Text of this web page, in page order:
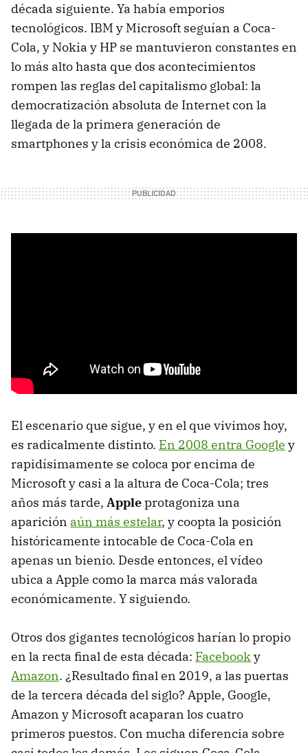
década siguiente. Ya había emporios
tecnológicos. IBM y Microsoft seguían a Coca-
Cola, y Nokia y HP se mantuvieron constantes en
lo más alto hasta que dos acontecimientos
rompen las reglas del capitalismo global: la
democratización absoluta de Internet con la
llegada de la primera generación de
smartphones y la crisis económica de 2008.
El escenario que sigue, y en el que vivimos hoy,
es radicalmente distinto. En 2008 entra Google y
rapidísimamente se coloca por encima de
Microsoft y casi a la altura de Coca-Cola; tres
años más tarde, Appleprotagoniza una
aparición aún más estelar, y coopta la posición
históricamente intocable de Coca-Cola en
apenas un bienio. Desde entonces, el vídeo
ubica a Apple como la marca más valorada
económicamente. Y siguiendo.
Otros dos gigantes tecnológicos harían lo propio
en la recta final de esta década: Facebooky
Amazon. ¿Resultado final en 2019, a las puertas
de la tercera década del siglo? Apple, Google,
Amazon y Microsoft acaparan los cuatro
primeros puestos. Con mucha diferencia sobre